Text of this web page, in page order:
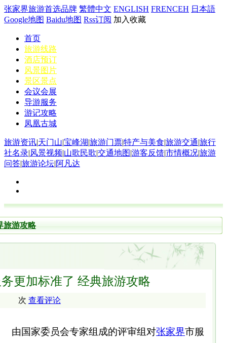
张家界旅游首选品牌 繁體中文 ENGLISH FRENCEH 日本語
Google地图 Baidu地图 Rss订阅 加入收藏
首页
旅游线路
酒店预订
风景图片
景区景点
会议会展
导游服务
游记攻略
凤凰古城
旅游资讯|天门山|宝峰湖|旅游门票|特产与美食|旅游交通|旅行
社名录|风景视频|山歌民歌|交通地图|游客反馈|市情概况|旅游
问答|旅游论坛|阿凡达
旅游攻略
更加标准了 经典旅游攻略
次 查看评论
由国家委员会专家组成的评审组对张家界市服